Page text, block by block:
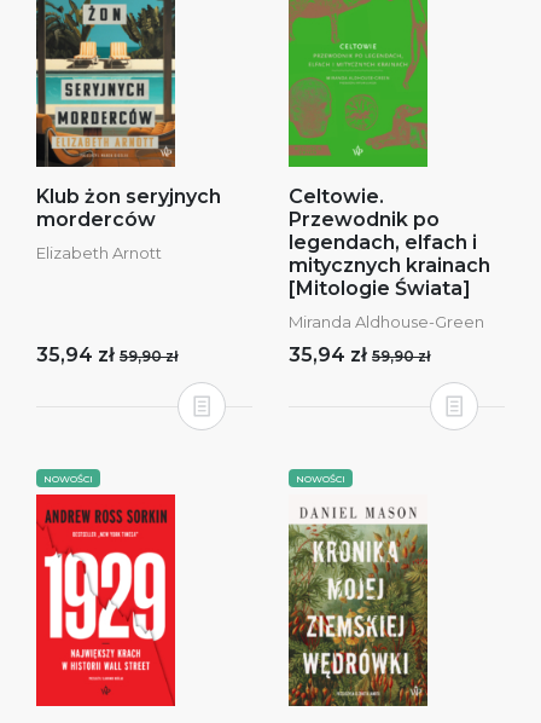
Klub żon seryjnych
morderców
Elizabeth Arnott
35,94 zł 59,90 zł
Celtowie.
Przewodnik po
legendach, elfach i
mitycznych krainach
[Mitologie Świata]
Miranda Aldhouse-Green
35,94 zł 59,90 zł
NOWOŚCI NOWOŚCI